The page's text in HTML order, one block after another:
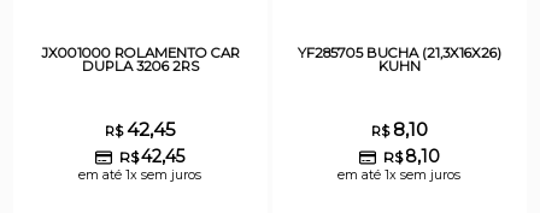
JX001000 ROLAMENTO CAR
DUPLA 3206 2RS
R$42,45
R$42,45
em até 1x sem juros
YF285705 BUCHA (21,3X16X26)
KUHN
R$8,10
R$ 8,10
em até 1x sem juros